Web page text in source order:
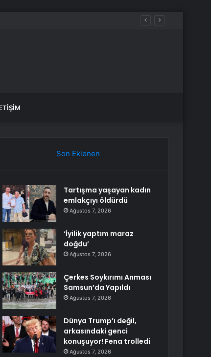
Son Eklenen
Tartışma yaşayan kadın
emlakçıyı öldürdü
Ağustos 7, 2026
‘İyilik yaptım maraz
doğdu’
Ağustos 7, 2026
Çerkes Soykırımı Anması
Samsun’da Yapıldı
Ağustos 7, 2026
Dünya Trump’ı değil,
arkasındaki genci
konuşuyor! Fena trolledi
Ağustos 7, 2026